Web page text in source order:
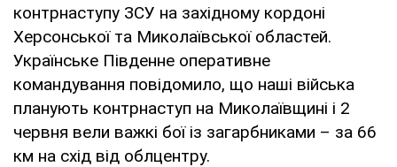
контрнаступу ЗСУ на західному кордоні
Херсонської та Миколаївської областей.
Українське Південне оперативне
командування повідомило, що наші війська
планують контрнаступ на Миколаївщині і 2
червня вели важкі бої із загарбниками – за 66
км на схід від облцентру.